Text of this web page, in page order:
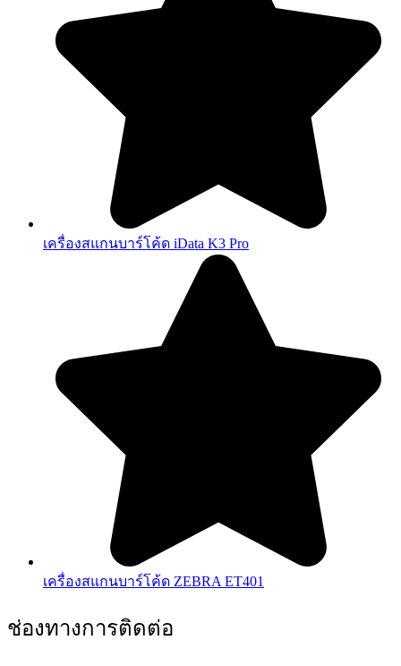
เครื่องสแกนบาร์โค้ด iData K3 Pro
เครื่องสแกนบาร์โค้ด ZEBRA ET401
ช่องทางการติดต่อ